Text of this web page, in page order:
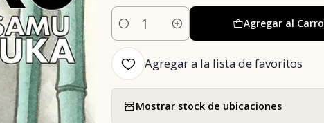
Cantidad
Agregar al Carro
Agregar a la lista de favoritos
Mostrar stock de ubicaciones